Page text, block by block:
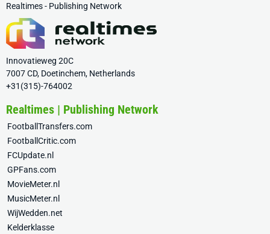
Realtimes - Publishing Network
Innovatieweg 20C
7007 CD, Doetinchem, Netherlands
+31(315)-764002
Realtimes | Publishing Network
FootballTransfers.com
FootballCritic.com
FCUpdate.nl
GPFans.com
MovieMeter.nl
MusicMeter.nl
WijWedden.net
Kelderklasse